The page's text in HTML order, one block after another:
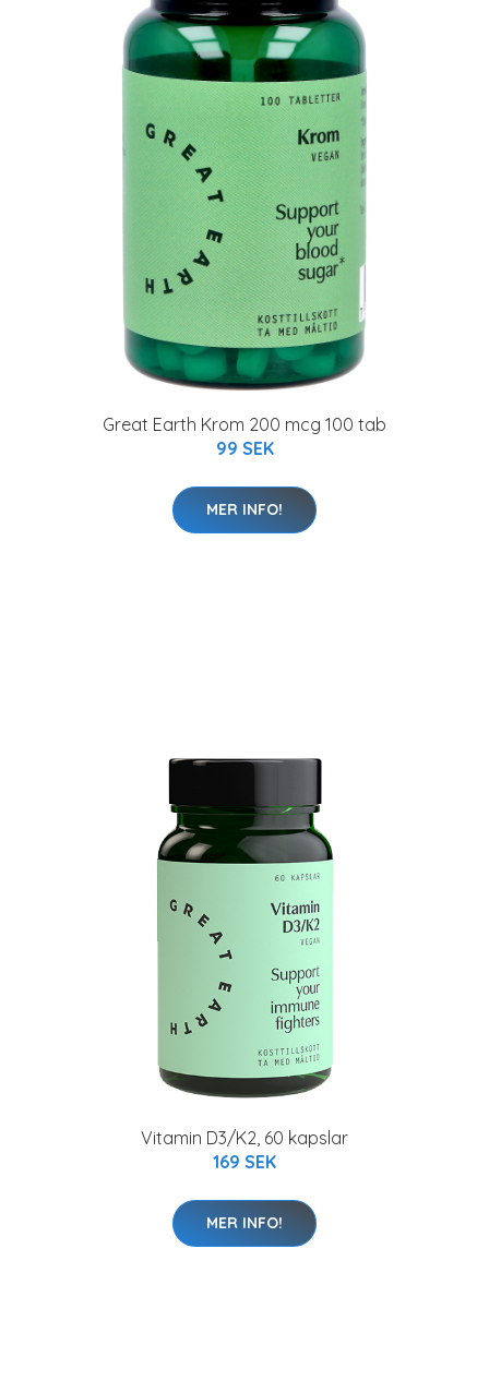
Great Earth Krom 200 mcg 100 tab
99 SEK
MER INFO!
Vitamin D3/K2, 60 kapslar
169 SEK
MER INFO!